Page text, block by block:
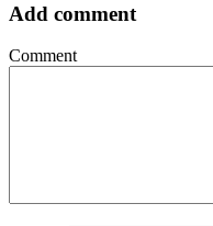
Add comment
Comment